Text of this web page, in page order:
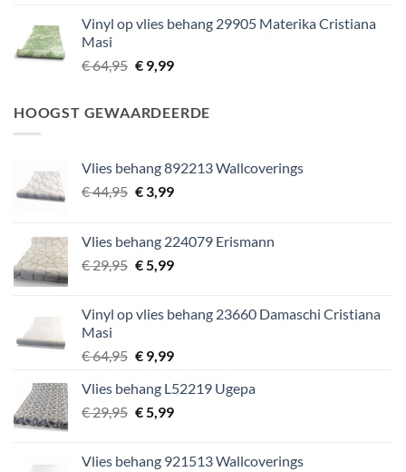
was:
is:
Vinyl op vlies behang 29905 Materika Cristiana
Masi
€64,95 Oorspronkelijke
€ 64,95.
€9,99Huidige
€ 9,99.
HOOGST GEWAARDEERDE
Vlies behang 892213 Wallcoverings
€44,95 Oorspronkelijke
€ 44,95.
€3,99Huidige
€ 3,99.
Vlies behang 224079 Erismann
€29,95 Oorspronkelijke
€ 29,95.
€5,99Huidige
€ 5,99.
Vinyl op vlies behang 23660 Damaschi Cristiana
Masi
€64,95 Oorspronkelijke
was:
€ 64,95.
€9,99Huidige
is:
€ 9,99.
Vlies behang L52219 Ugepa
€29,95 Oorspronkelijke
€ 29,95.
€5,99Huidige
€ 5,99.
Vlies behang 921513 Wallcoverings